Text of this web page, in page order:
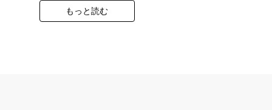
もっと読む